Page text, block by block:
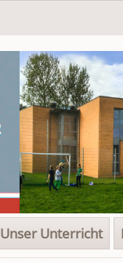
Unser Unterricht